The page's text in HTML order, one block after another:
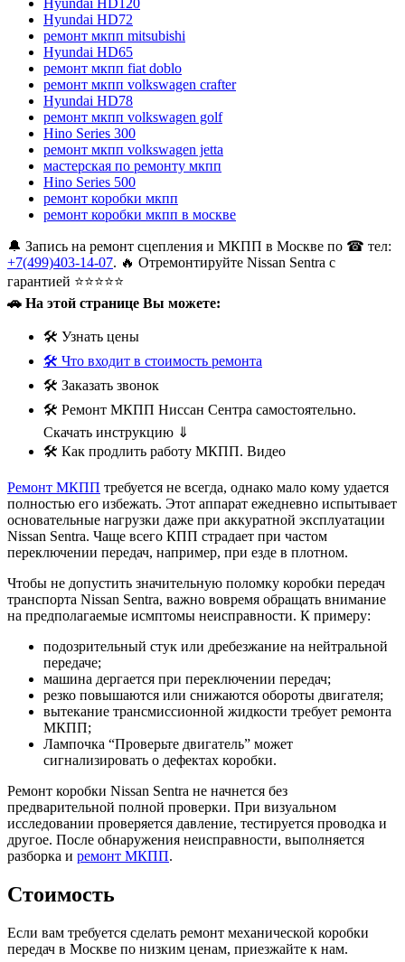
Hyundai HD120
Hyundai HD72
ремонт мкпп mitsubishi
Hyundai HD65
ремонт мкпп fiat doblo
ремонт мкпп volkswagen crafter
Hyundai HD78
ремонт мкпп volkswagen golf
Hino Series 300
ремонт мкпп volkswagen jetta
мастерская по ремонту мкпп
Hino Series 500
ремонт коробки мкпп
ремонт коробки мкпп в москве
🔔 Запись на ремонт сцепления и МКПП в Москве по ☎ тел:
+7(499)403-14-07. 🔥 Отремонтируйте Nissan Sentra с
гарантией ⭐⭐⭐⭐⭐
🚗 На этой странице Вы можете:
🛠 Узнать цены
🛠 Что входит в стоимость ремонта
🛠 Заказать звонок
🛠 Ремонт МКПП Ниссан Сентра самостоятельно.
Скачать инструкцию ⇓
🛠 Как продлить работу МКПП. Видео
Ремонт МКПП требуется не всегда, однако мало кому удается
полностью его избежать. Этот аппарат ежедневно испытывает
основательные нагрузки даже при аккуратной эксплуатации
Nissan Sentra. Чаще всего КПП страдает при частом
переключении передач, например, при езде в плотном.
Чтобы не допустить значительную поломку коробки передач
транспорта Nissan Sentra, важно вовремя обращать внимание
на предполагаемые исмптомы неисправности. К примеру:
подозрительный стук или дребезжание на нейтральной
передаче;
машина дергается при переключении передач;
резко повышаются или снижаются обороты двигателя;
вытекание трансмиссионной жидкости требует ремонта
МКПП;
Лампочка “Проверьте двигатель” может
сигнализировать о дефектах коробки.
Ремонт коробки Nissan Sentra не начнется без
предварительной полной проверки. При визуальном
исследовании проверяется давление, тестируется проводка и
другое. После обнаружения неисправности, выполняется
разборка и ремонт МКПП.
Стоимость
Если вам требуется сделать ремонт механической коробки
передач в Москве по низким ценам, приезжайте к нам.